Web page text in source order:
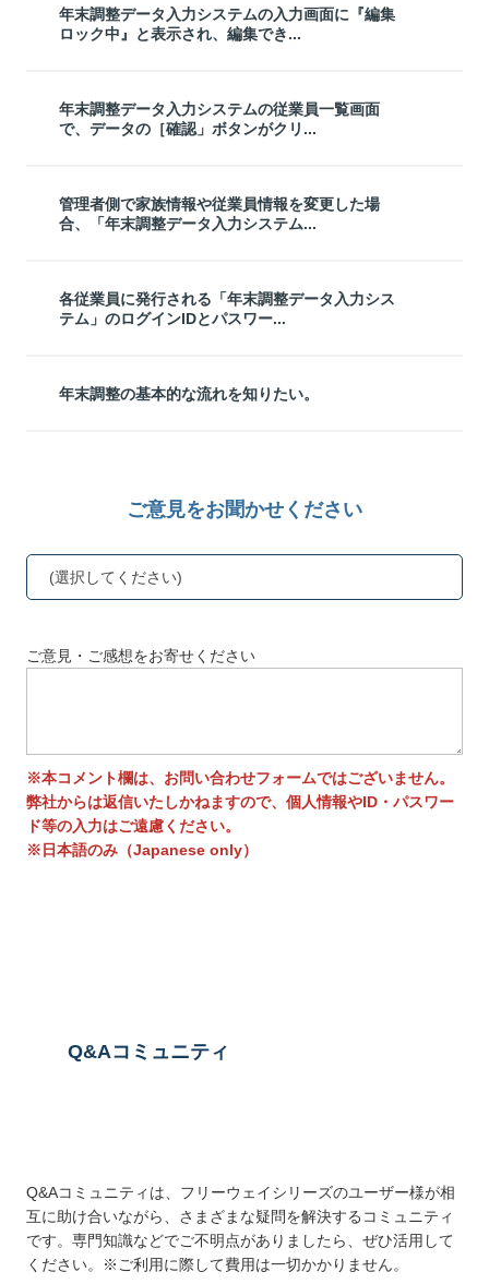
年末調整データ入力システムの入力画面に『編集
ロック中』と表示され、編集でき...
年末調整データ入力システムの従業員一覧画面
で、データの［確認」ボタンがクリ...
管理者側で家族情報や従業員情報を変更した場
合、「年末調整データ入力システム...
各従業員に発行される「年末調整データ入力シス
テム」のログインIDとパスワー...
年末調整の基本的な流れを知りたい。
ご意見をお聞かせください
(選択してください)
ご意見・ご感想をお寄せください
※本コメント欄は、お問い合わせフォームではございません。
弊社からは返信いたしかねますので、個人情報やID・パスワー
ド等の入力はご遠慮ください。
※日本語のみ（Japanese only）
Q&Aコミュニティ
Q&Aコミュニティは、フリーウェイシリーズのユーザー様が相
互に助け合いながら、さまざまな疑問を解決するコミュニティ
です。専門知識などでご不明点がありましたら、ぜひ活用して
ください。※ご利用に際して費用は一切かかりません。